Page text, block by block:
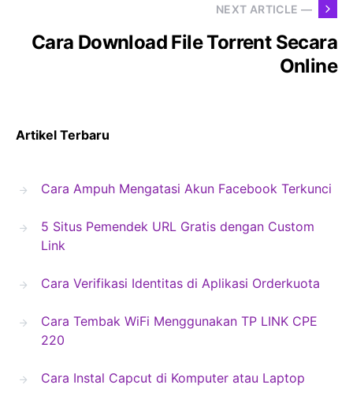
NEXT ARTICLE —
Cara Download File Torrent Secara
Online
Artikel Terbaru
Cara Ampuh Mengatasi Akun Facebook Terkunci
5 Situs Pemendek URL Gratis dengan Custom
Link
Cara Verifikasi Identitas di Aplikasi Orderkuota
Cara Tembak WiFi Menggunakan TP LINK CPE
220
Cara Instal Capcut di Komputer atau Laptop